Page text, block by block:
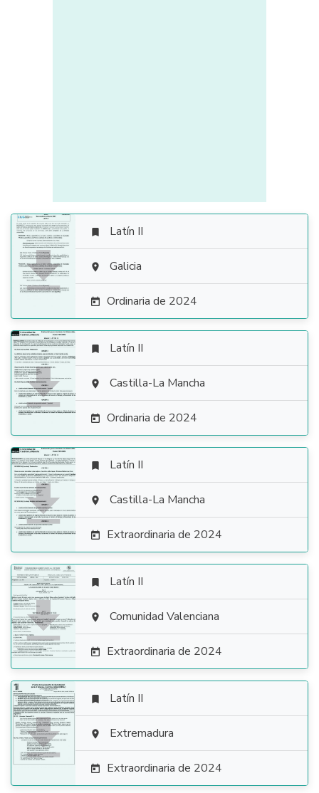

 Latín II
 Galicia
 Ordinaria de 2024

 Latín II
 Castilla-La Mancha
 Ordinaria de 2024

 Latín II
 Castilla-La Mancha
 Extraordinaria de 2024

 Latín II
 Comunidad Valenciana
 Extraordinaria de 2024

 Latín II
 Extremadura
 Extraordinaria de 2024